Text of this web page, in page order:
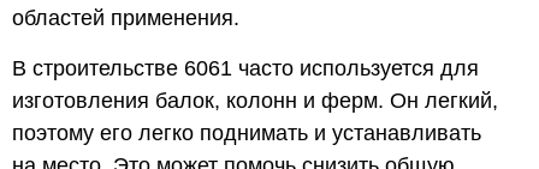
областей применения.
В строительстве 6061 часто используется для
изготовления балок, колонн и ферм. Он легкий,
поэтому его легко поднимать и устанавливать